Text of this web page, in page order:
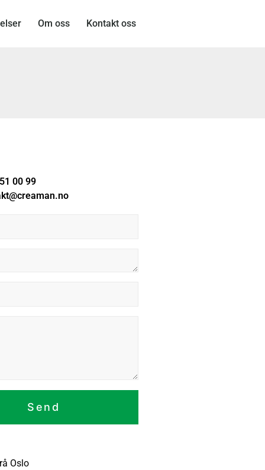
Om oss Kontakt oss
00 99
Send
Oslo